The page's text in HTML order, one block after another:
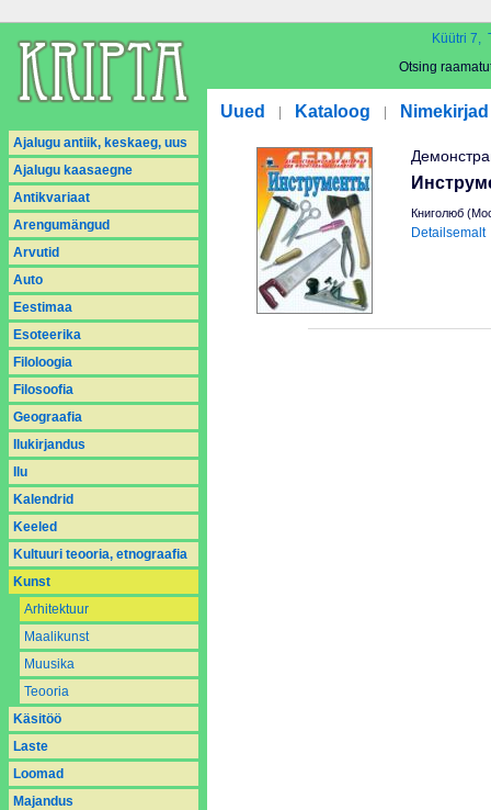
Küütri 7,
Otsing
Uued Kataloog Nimekirjad
Ajalugu antiik, keskaeg, uus
Ajalugu kaasaegne
Antikvariaat
Arengumängud
Arvutid
Auto
Eestimaa
Esoteerika
Filoloogia
Filosoofia
Geograafia
Ilukirjandus
Ilu
Kalendrid
Keeled
Kultuuri teooria, etnograafia
Kunst
Arhitektuur
Maalikunst
Muusika
Teooria
Käsitöö
Laste
Loomad
Majandus
Книголюб
Detailsemalt